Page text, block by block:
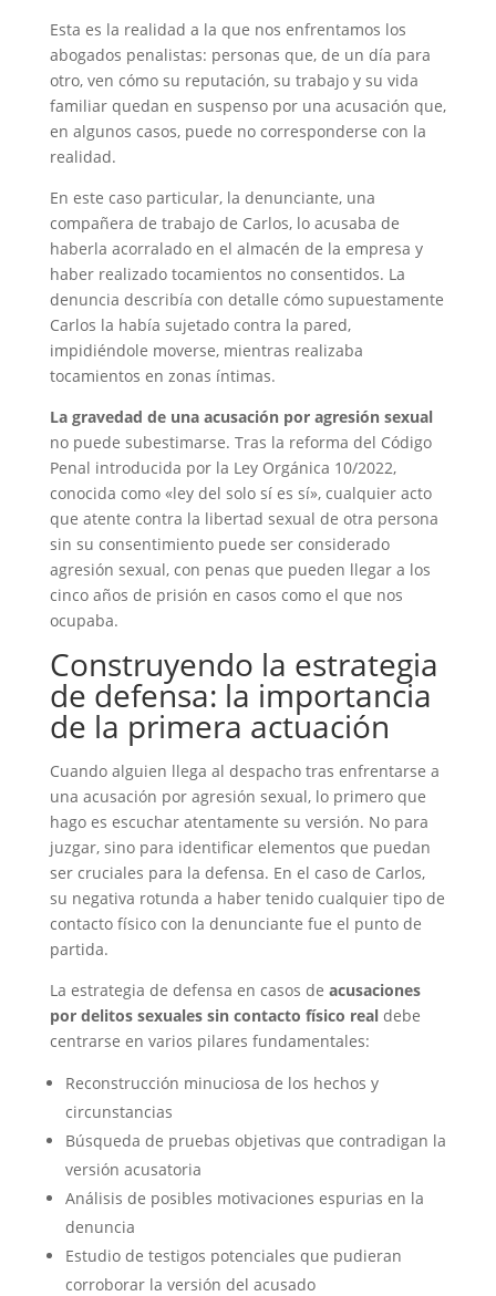
Esta es la realidad a la que nos enfrentamos los
abogados penalistas: personas que, de un día para
otro, ven cómo su reputación, su trabajo y su vida
familiar quedan en suspenso por una acusación que,
en algunos casos, puede no corresponderse con la
realidad.
En este caso particular, la denunciante, una
compañera de trabajo de Carlos, lo acusaba de
haberla acorralado en el almacén de la empresa y
haber realizado tocamientos no consentidos. La
denuncia describía con detalle cómo supuestamente
Carlos la había sujetado contra la pared,
impidiéndole moverse, mientras realizaba
tocamientos en zonas íntimas.
La gravedad de una acusación por agresión sexual
no puede subestimarse. Tras la reforma del Código
Penal introducida por la Ley Orgánica 10/2022,
conocida como «ley del solo sí es sí», cualquier acto
que atente contra la libertad sexual de otra persona
sin su consentimiento puede ser considerado
agresión sexual, con penas que pueden llegar a los
cinco años de prisión en casos como el que nos
ocupaba.
Construyendo la estrategia
de defensa: la importancia
de la primera actuación
Cuando alguien llega al despacho tras enfrentarse a
una acusación por agresión sexual, lo primero que
hago es escuchar atentamente su versión. No para
juzgar, sino para identificar elementos que puedan
ser cruciales para la defensa. En el caso de Carlos,
su negativa rotunda a haber tenido cualquier tipo de
contacto físico con la denunciante fue el punto de
partida.
La estrategia de defensa en casos de acusaciones
por delitos sexuales sin contacto físico realdebe
centrarse en varios pilares fundamentales:
Reconstrucción minuciosa de los hechos y
circunstancias
Búsqueda de pruebas objetivas que contradigan la
versión acusatoria
Análisis de posibles motivaciones espurias en la
denuncia
Estudio de testigos potenciales que pudieran
corroborar la versión del acusado